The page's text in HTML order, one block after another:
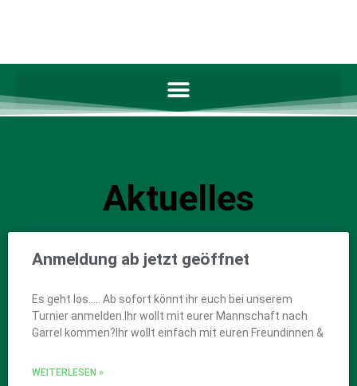
Aktuelles
Anmeldung ab jetzt geöffnet
Es geht los….. Ab sofort könnt ihr euch bei unserem
Turnier anmelden.Ihr wollt mit eurer Mannschaft nach
Garrel kommen?Ihr wollt einfach mit euren Freundinnen &
WEITERLESEN »